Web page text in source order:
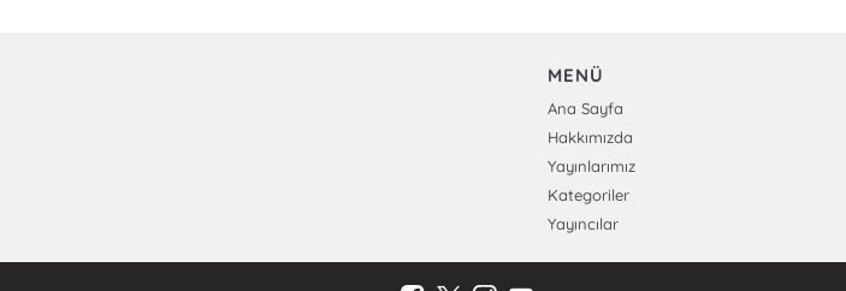
MENÜ
Ana Sayfa
Hakkımızda
Yayınlarımız
Kategoriler
Yayıncılar